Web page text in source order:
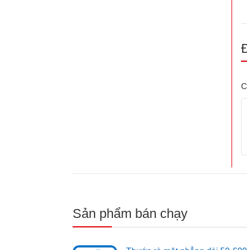
Sản phẩm bán chạy